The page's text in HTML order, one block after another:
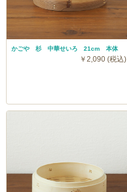
かごや 杉 中華せいろ 21cm 本体
￥2,090 (税込)